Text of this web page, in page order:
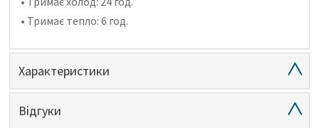
• Тримає тепло: 6 год.
Характеристики
Відгуки